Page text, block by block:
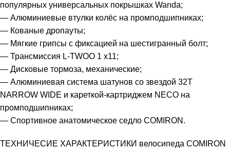
популярных универсальных покрышках Wanda;
— Алюминиевые втулки колёс на промподшипниках;
— Кованые дропауты;
— Мягкие грипсы с фиксацией на шестигранный болт;
— Трансмиссия L-TWOO 1 x11;
— Дисковые тормоза, механические;
— Алюминиевая система шатунов со звездой 32Т
NARROW WIDE и кареткой-картриджем NECO на
промподшипниках;
— Cпортивное анатомическое седло COMIRON.
ТЕХНИЧЕСИЕ ХАРАКТЕРИСТИКИ велосипеда COMIRON